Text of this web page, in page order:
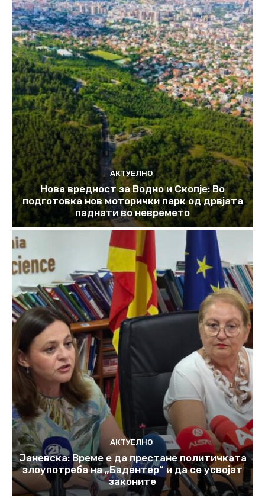
АКТУЕЛНО
Нова вредност за Водно и Скопје: Во
подготовка нов моторички парк од дрвјата
паднати во невремето
АКТУЕЛНО
Јаневска: Време е да престане политичката
злоупотреба на „Бадентер“ и да се усвојат
законите